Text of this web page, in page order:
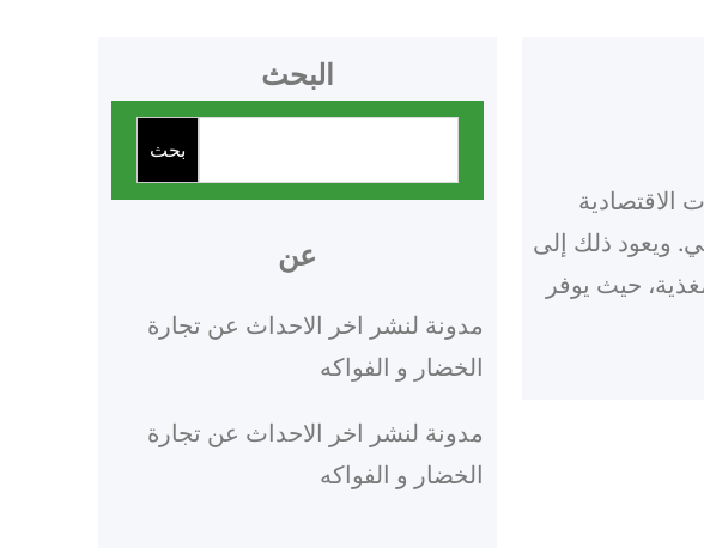
الاقتصادية
ويعود ذلك إلى
حيث يوفر
البحث
البحث
بحث
عن
مدونة لنشر اخر الاحداث عن تجارة
الخضار و الفواكه
مدونة لنشر اخر الاحداث عن تجارة
الخضار و الفواكه